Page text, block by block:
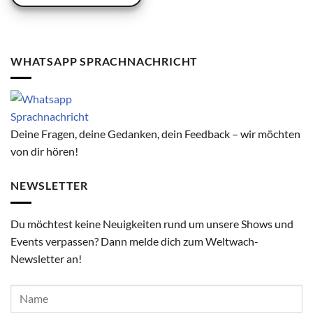
WHATSAPP SPRACHNACHRICHT
Deine Fragen, deine Gedanken, dein Feedback – wir möchten
von dir hören!
NEWSLETTER
Du möchtest keine Neuigkeiten rund um unsere Shows und
Events verpassen? Dann melde dich zum Weltwach-
Newsletter an!